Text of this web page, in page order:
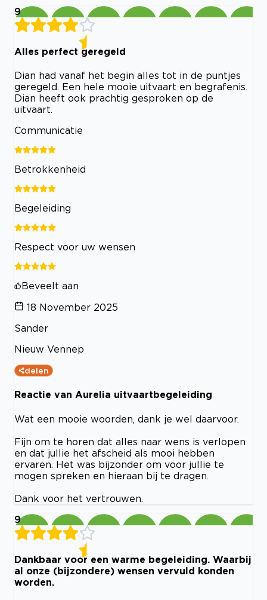
9
Alles perfect geregeld
Dian had vanaf het begin alles tot in de puntjes
geregeld. Een hele mooie uitvaart en begrafenis.
Dian heeft ook prachtig gesproken op de
uitvaart.
Communicatie
Betrokkenheid
Begeleiding
Respect voor uw wensen
Beveelt aan
18 November 2025
Sander
Nieuw Vennep
delen
Reactie van Aurelia uitvaartbegeleiding
Wat een mooie woorden, dank je wel daarvoor.
Fijn om te horen dat alles naar wens is verlopen
en dat jullie het afscheid als mooi hebben
ervaren. Het was bijzonder om voor jullie te
mogen spreken en hieraan bij te dragen.
Dank voor het vertrouwen.
9
Dankbaar voor een warme begeleiding. Waarbij
al onze (bijzondere) wensen vervuld konden
worden.